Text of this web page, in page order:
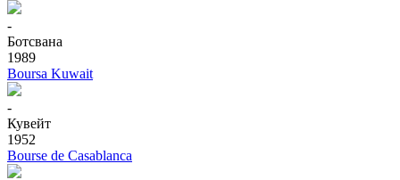
-
Ботсвана
1989
Boursa Kuwait
-
Кувейт
1952
Bourse de Casablanca